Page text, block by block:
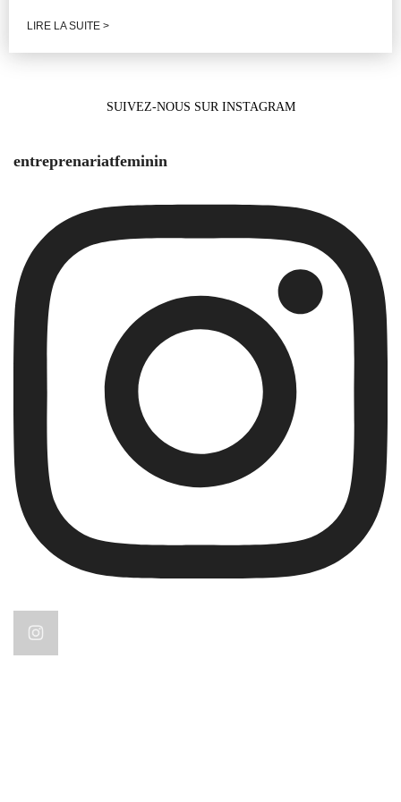
LIRE LA SUITE >
SUIVEZ-NOUS SUR INSTAGRAM
entreprenariatfeminin